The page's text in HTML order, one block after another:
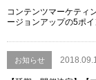
コンテンツマーケティ
ージョンアップの5ポイ
お知らせ